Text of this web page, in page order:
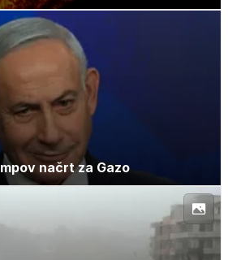
načrt za Gazo